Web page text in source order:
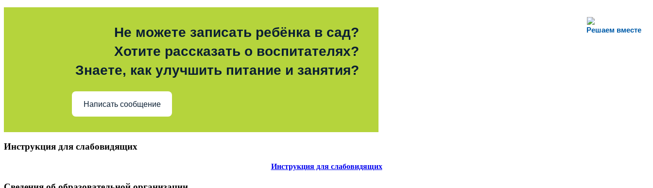
Решаем вместе
Не можете записать ребёнка в сад?
Хотите рассказать о воспитателях?
Знаете, как улучшить питание и занятия?
Написать сообщение
Инструкция для слабовидящих
Инструкция для слабовидящих